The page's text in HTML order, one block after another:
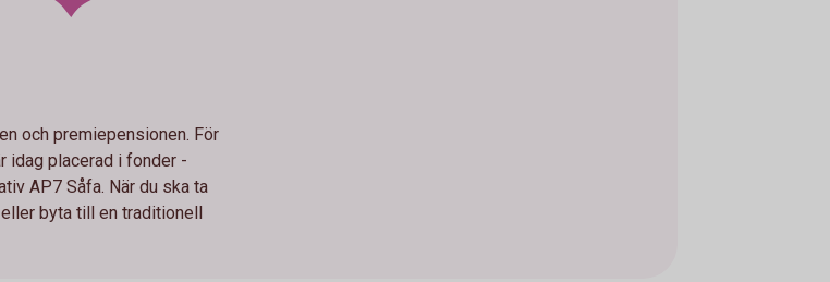
och premiepensionen. För
idag placerad i fonder -
AP7 Såfa. När du ska ta
byta till en traditionell